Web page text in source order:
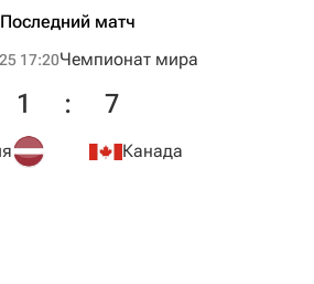
Последний матч
17:20Чемпионат мира
1 : 7
Канада